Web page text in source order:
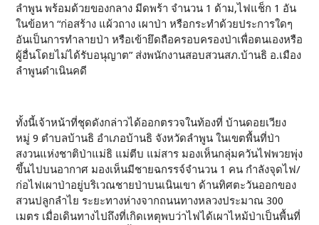
ลำพูน พร้อมด้วยของกลาง มีดพร้า จำนวน 1 ด้าม,ไฟแช็ก 1 อัน
ในข้อหา “ก่อสร้าง แผ้วถาง เผาป่า หรือกระทำด้วยประการใดๆ
อันเป็นการทำลายป่า หรือเข้ายึดถือครอบครองป่าเพื่อตนเองหรือ
ผู้อื่นโดยไม่ได้รับอนุญาต” ส่งพนักงานสอบสวนสภ.บ้านธิ อ.เมือง
ลำพูนดำเนินคดี
ทั้งนี้เจ้าหน้าที่ชุดดังกล่าวได้ออกตรวจในท้องที่ บ้านดอยเวียง
หมู่ 9 ตำบลบ้านธิ อำเภอบ้านธิ จังหวัดลำพูน ในเขตพื้นที่ป่า
สงวนแห่งชาติป่าแม่ธิ แม่ตีบ แม่สาร มองเห็นกลุ่มควันไฟพวยพุ่ง
ขึ้นไปบนอากาศ มองเห็นมีชายฉกรรจ์จำนวน 1 คน กำลังจุดไฟ/
ก่อไฟเผาป่าอยู่บริเวณชายป่าบนเนินเขา ด้านทิศตะวันออกของ
สวนปลูกลำไย ระยะทางห่างจากถนนทางหลวงประมาณ 300
เมตร เมื่อเดินทางไปถึงที่เกิดเหตุพบว่าไฟได้เผาไหม้ป่าเป็นพื้นที่